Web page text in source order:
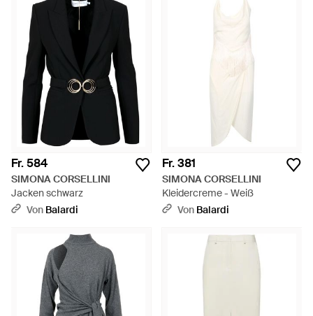
Fr. 584
SIMONA CORSELLINI
Jacken schwarz
Von Balardi
Fr. 381
SIMONA CORSELLINI
Kleidercreme - Weiß
Von Balardi